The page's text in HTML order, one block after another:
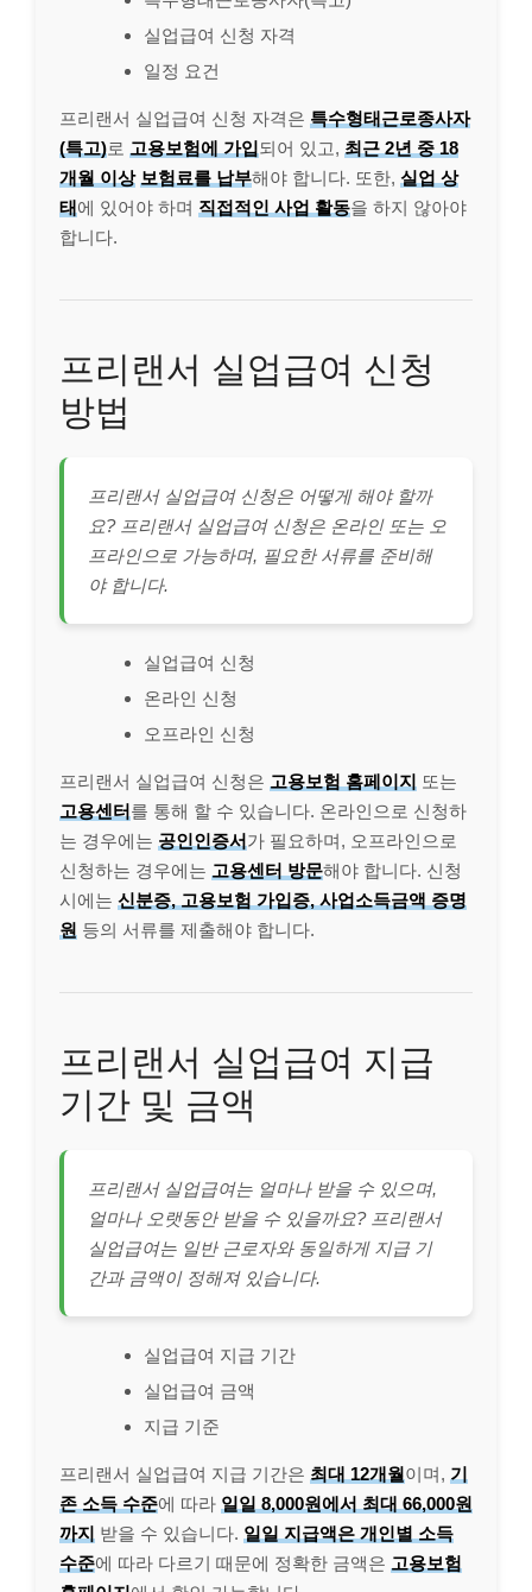
실업급여 신청 자격
일정 요건
프리랜서 실업급여 신청 자격은 특수형태근로종사자
(특고)로 고용보험에 가입되어 있고, 최근 2년 중 18
개월 이상 보험료를 납부해야 합니다. 또한, 실업 상
태에 있어야 하며 직접적인 사업 활동을 하지 않아야
합니다.
프리랜서 실업급여 신청
방법
프리랜서 실업급여 신청은 어떻게 해야 할까
요? 프리랜서 실업급여 신청은 온라인 또는 오
프라인으로 가능하며, 필요한 서류를 준비해
야 합니다.
실업급여 신청
온라인 신청
오프라인 신청
프리랜서 실업급여 신청은 고용보험 홈페이지 또는
고용센터를 통해 할 수 있습니다. 온라인으로 신청하
는 경우에는 공인인증서가 필요하며, 오프라인으로
신청하는 경우에는 고용센터 방문해야 합니다. 신청
시에는 신분증, 고용보험 가입증, 사업소득금액 증명
원 등의 서류를 제출해야 합니다.
프리랜서 실업급여 지급
기간 및 금액
프리랜서 실업급여는 얼마나 받을 수 있으며,
얼마나 오랫동안 받을 수 있을까요? 프리랜서
실업급여는 일반 근로자와 동일하게 지급 기
간과 금액이 정해져 있습니다.
실업급여 지급 기간
실업급여 금액
지급 기준
프리랜서 실업급여 지급 기간은 최대 12개월이며, 기
존 소득 수준에 따라 일일 8,000원에서 최대 66,000원
까지 받을 수 있습니다. 일일 지급액은 개인별 소득
수준에 따라 다르기 때문에 정확한 금액은 고용보험